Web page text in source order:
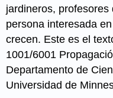
jardineros,
persona interesada
crecen. Este es el
1001/6001
Departamento de
Universidad de